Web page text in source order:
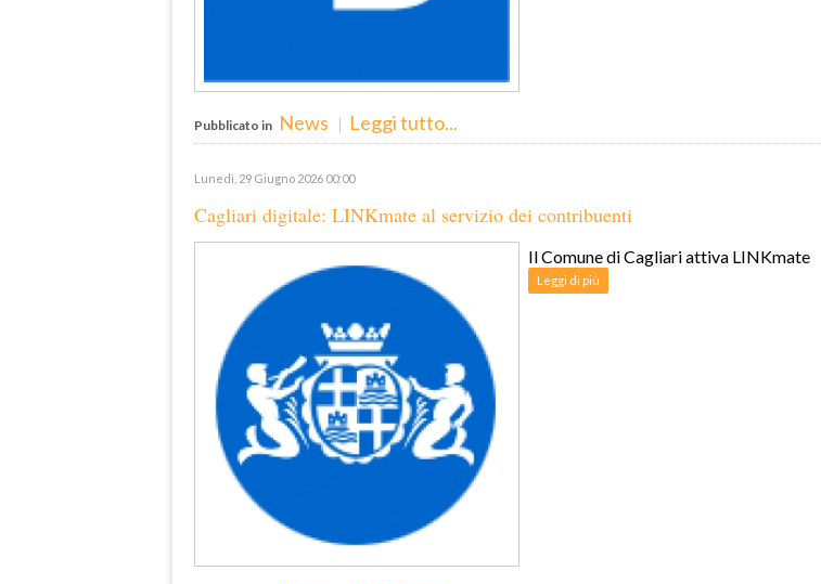
Pubblicato in News Leggi tutto...
Lunedì, 29 Giugno 2026 00:00
Cagliari digitale: LINKmate al servizio dei contribuenti
Il Comune di Cagliari attiva LINKmate
Leggi di più